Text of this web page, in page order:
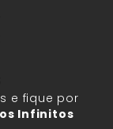
e fique por
Infinitos